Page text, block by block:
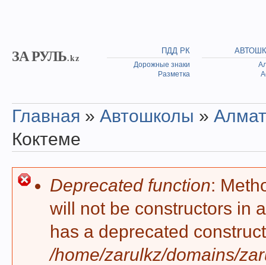
ЗА РУЛЬ.kz
ПДД РК
Дорожные знаки
Разметка
You are here
Главная » Автошколы »
Коктеме
Error message
Deprecated function:
will not be constructors in
has a deprecated
/home/zarulkz/domains/